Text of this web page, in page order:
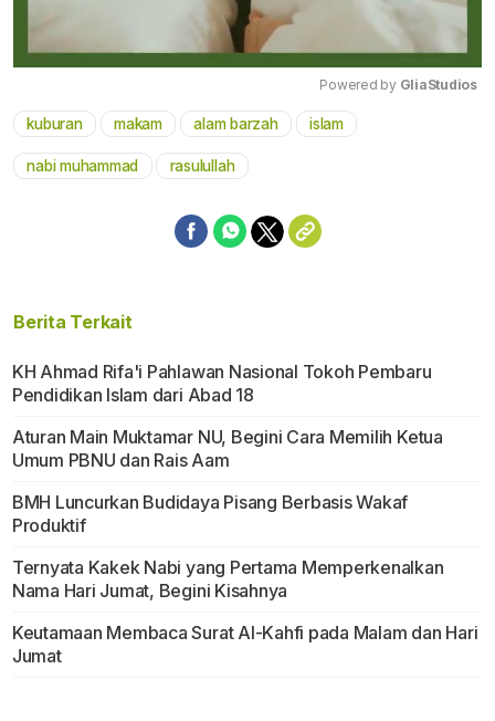
Powered by GliaStudios
kuburan makam alam barzah islam
nabi muhammad rasulullah
Berita Terkait
KH Ahmad Rifa'i Pahlawan Nasional Tokoh Pembaru
Pendidikan Islam dari Abad 18
Aturan Main Muktamar NU, Begini Cara Memilih Ketua
Umum PBNU dan Rais Aam
BMH Luncurkan Budidaya Pisang Berbasis Wakaf
Produktif
Ternyata Kakek Nabi yang Pertama Memperkenalkan
Nama Hari Jumat, Begini Kisahnya
Keutamaan Membaca Surat Al-Kahfi pada Malam dan Hari
Jumat